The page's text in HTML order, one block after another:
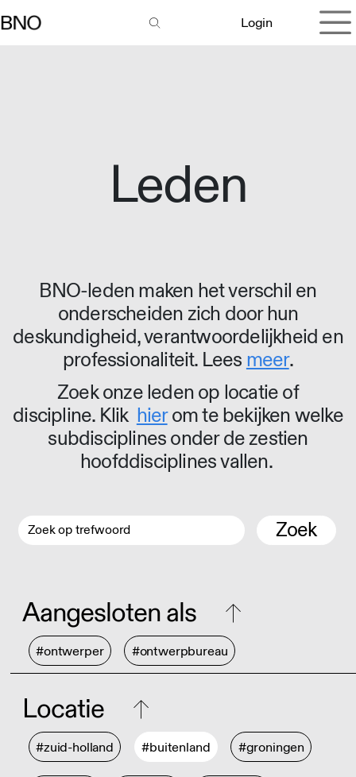
Login
Leden
BNO-leden maken het verschil en
onderscheiden zich door hun
deskundigheid, verantwoordelijkheid en
professionaliteit. Lees meer.
Zoek onze leden op locatie of
discipline. Klik hierom te bekijken welke
subdisciplines onder de zestien
hoofddisciplines vallen.
Zoek
Aangesloten als
#ontwerper #ontwerpbureau
Locatie
#zuid-holland #buitenland #groningen